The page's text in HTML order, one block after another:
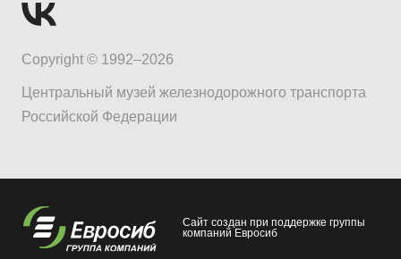
Copyright © 1992–2026
Центральный музей железнодорожного транспорта
Российской Федерации
Сайт создан при поддержке группы
компаний Евросиб